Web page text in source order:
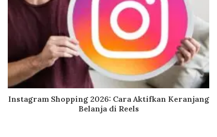
Instagram Shopping 2026: Cara Aktifkan Keranjang
Belanja di Reels